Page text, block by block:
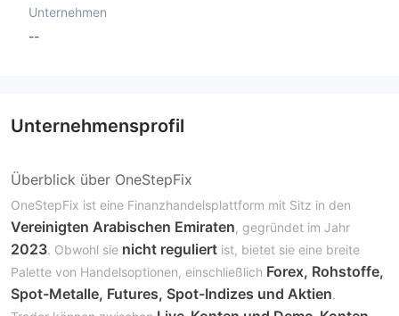
Unternehmen
--
Unternehmensprofil
Überblick über OneStepFix
OneStepFix ist eine Finanzhandelsplattform mit Sitz in den
Vereinigten Arabischen Emiraten, gegründet im Jahr
2023. Obwohl sie nicht reguliert ist, bietet sie eine breite
Palette von Handelsoptionen, einschließlich Forex, Rohstoffe,
Spot-Metalle, Futures, Spot-Indizes und Aktien.